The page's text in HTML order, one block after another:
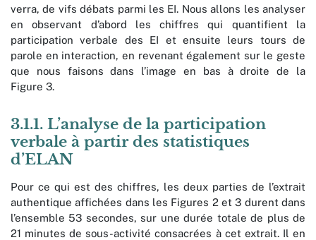
verra, de vifs débats parmi les EI. Nous allons les analyser
en observant d’abord les chiffres qui quantifient la
participation verbale des EI et ensuite leurs tours de
parole en interaction, en revenant également sur le geste
que nous faisons dans l’image en bas à droite de la
Figure 3.
3.1.1. L’analyse de la participation
verbale à partir des statistiques
d’ELAN
Pour ce qui est des chiffres, les deux parties de l’extrait
authentique affichées dans les Figures 2 et 3 durent dans
l’ensemble 53 secondes, sur une durée totale de plus de
21 minutes de sous-activité consacrées à cet extrait. Il en